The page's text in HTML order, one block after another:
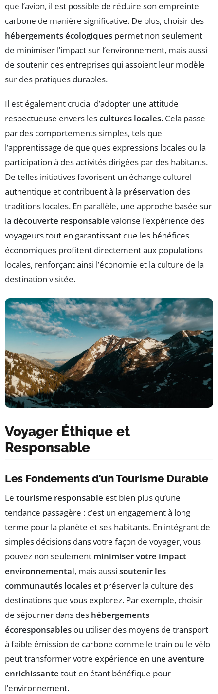
que l’avion, il est possible de réduire son empreinte
carbone de manière significative. De plus, choisir des
hébergements écologiques permet non seulement
de minimiser l’impact sur l’environnement, mais aussi
de soutenir des entreprises qui assoient leur modèle
sur des pratiques durables.
Il est également crucial d’adopter une attitude
respectueuse envers lescultures locales. Cela passe
par des comportements simples, tels que
l’apprentissage de quelques expressions locales ou la
participation à des activités dirigées par des habitants.
De telles initiatives favorisent un échange culturel
authentique et contribuent à la préservation des
traditions locales. En parallèle, une approche basée sur
la découverte responsable valorise l’expérience des
voyageurs tout en garantissant que les bénéfices
économiques profitent directement aux populations
locales, renforçant ainsi l’économie et la culture de la
destination visitée.
Voyager Éthique et
Responsable
Les Fondements d’un Tourisme Durable
Le tourisme responsable est bien plus qu’une
tendance passagère : c’est un engagement à long
terme pour la planète et ses habitants. En intégrant de
simples décisions dans votre façon de voyager, vous
pouvez non seulement minimiser votre impact
environnemental, mais aussi soutenir les
communautés locales et préserver la culture des
destinations que vous explorez. Par exemple, choisir
de séjourner dans des hébergements
écoresponsables ou utiliser des moyens de transport
à faible émission de carbone comme le train ou le vélo
peut transformer votre expérience en une aventure
enrichissante tout en étant bénéfique pour
l’environnement.